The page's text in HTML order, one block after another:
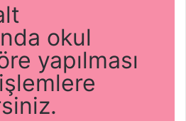
okul
yapılması